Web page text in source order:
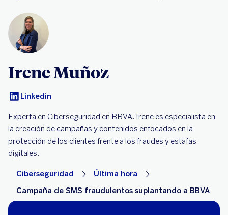
Irene Muñoz
Linkedin
Experta en Ciberseguridad en BBVA. Irene es especialista en
la creación de campañas y contenidos enfocados en la
protección de los clientes frente a los fraudes y estafas
digitales.
Ciberseguridad
Última hora
Campaña de SMS fraudulentos suplantando a BBVA